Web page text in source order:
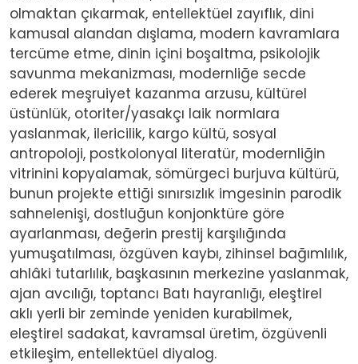
olmaktan çıkarmak, entellektüel zayıflık, dini
kamusal alandan dışlama, modern kavramlara
tercüme etme, dinin içini boşaltma, psikolojik
savunma mekanizması, modernliğe secde
ederek meşruiyet kazanma arzusu, kültürel
üstünlük, otoriter/yasakçı laik normlara
yaslanmak, ilericilik, kargo kültü, sosyal
antropoloji, postkolonyal literatür, modernliğin
vitrinini kopyalamak, sömürgeci burjuva kültürü,
bunun projekte ettiği sınırsızlık imgesinin parodik
sahnelenişi, dostluğun konjonktüre göre
ayarlanması, değerin prestij karşılığında
yumuşatılması, özgüven kaybı, zihinsel bağımlılık,
ahlâki tutarlılık, başkasının merkezine yaslanmak,
ajan avcılığı, toptancı Batı hayranlığı, eleştirel
aklı yerli bir zeminde yeniden kurabilmek,
eleştirel sadakat, kavramsal üretim, özgüvenli
etkileşim, entellektüel diyalog.